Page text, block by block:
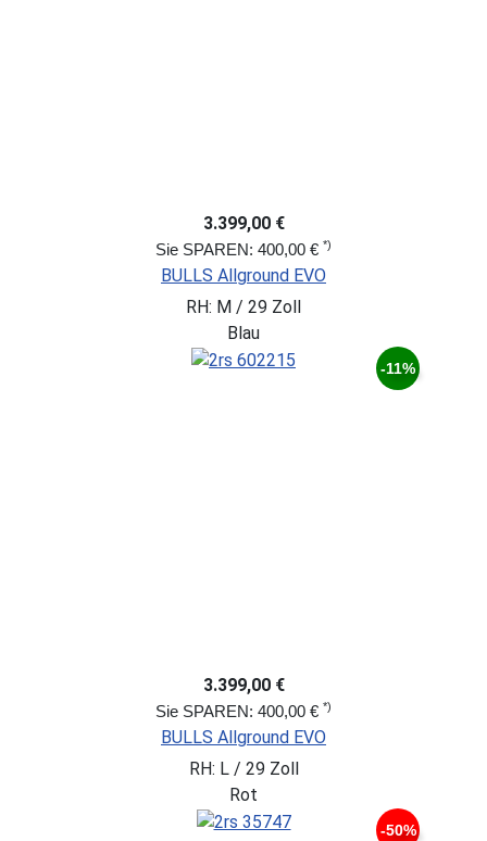
3.399,00 €
Sie SPAREN: 400,00 € *)
BULLS Allground EVO
RH: M / 29 Zoll
Blau
-11%
3.399,00 €
Sie SPAREN: 400,00 € *)
BULLS Allground EVO
RH: L / 29 Zoll
Rot
-50%